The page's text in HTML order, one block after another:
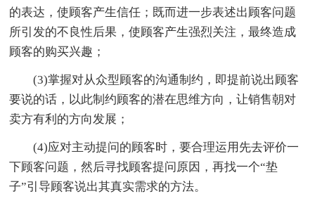
的表达，使顾客产生信任；既而进一步表述出顾客问题
所引发的不良性后果，使顾客产生强烈关注，最终造成
顾客的购买兴趣；
(3)掌握对从众型顾客的沟通制约，即提前说出顾客
要说的话，以此制约顾客的潜在思维方向，让销售朝对
卖方有利的方向发展；
(4)应对主动提问的顾客时，要合理运用先去评价一
下顾客问题，然后寻找顾客提问原因，再找一个“垫
子”引导顾客说出其真实需求的方法。